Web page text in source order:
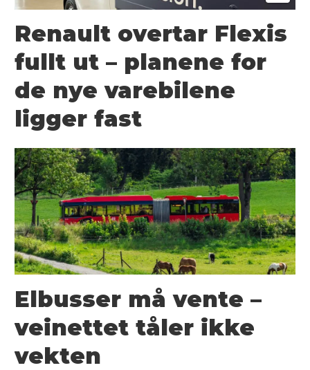
Renault overtar Flexis
fullt ut – planene for
de nye varebilene
ligger fast
Elbusser må vente –
veinettet tåler ikke
vekten